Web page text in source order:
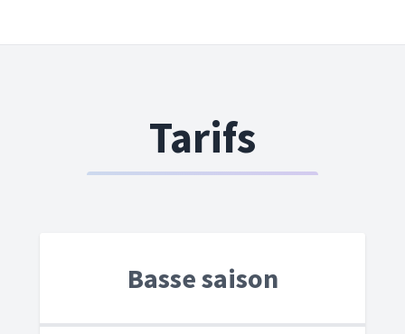
Tarifs
Basse saison